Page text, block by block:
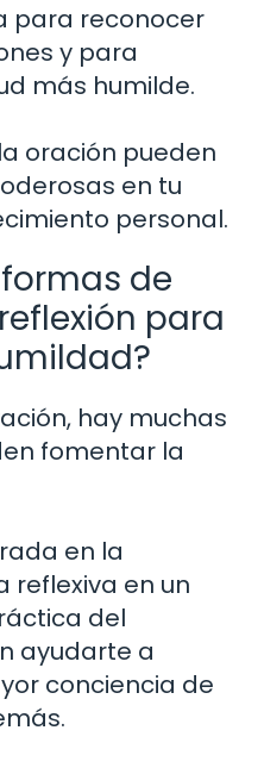
para reconocer
y para
más humilde.
oración pueden
en tu
personal.
de
para
hay muchas
fomentar la
en la
reflexiva en un
del
ayudarte a
conciencia de